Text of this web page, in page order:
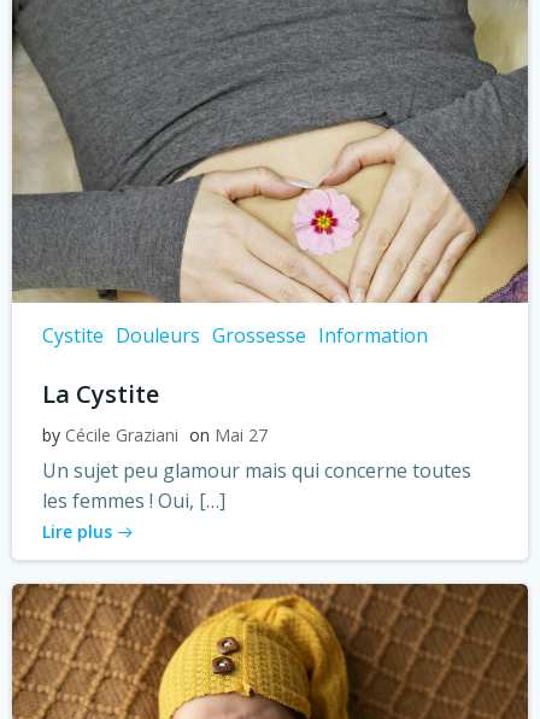
Cystite Douleurs Grossesse Information
La Cystite
by Cécile Graziani on Mai 27
Un sujet peu glamour mais qui concerne toutes
les femmes ! Oui, […]
Lire plus